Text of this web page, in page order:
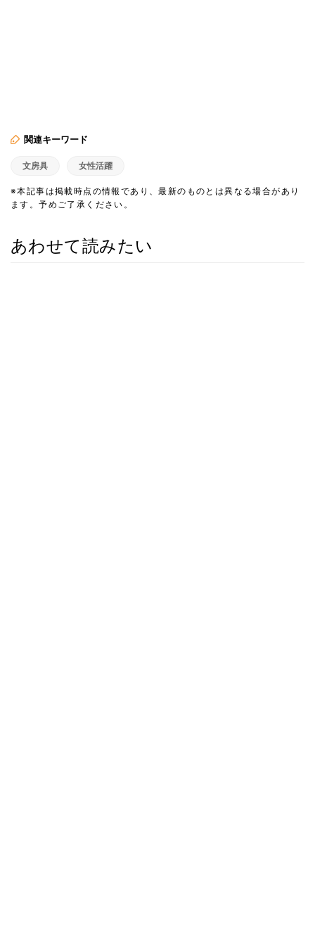
関連キーワード
文房具 女性活躍
※本記事は掲載時点の情報であり、最新のものとは異なる場合があり
ます。予めご了承ください。
あわせて読みたい